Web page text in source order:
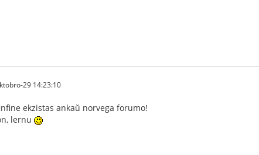
29 14:23:10
ekzistas ankaŭ norvega forumo!
lernu